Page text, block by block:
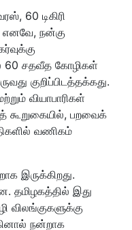
60 டிகிரி
எனவே, நன்கு
60 சதவீத கோழிகள்
குறிப்பிடத்தக்கது.
வியாபாரிகள்
கூறுகையில், பறவைக்
வணிகம்
இருக்கிறது.
தமிழகத்தில் இது
விலங்குகளுக்கு
நன்றாக